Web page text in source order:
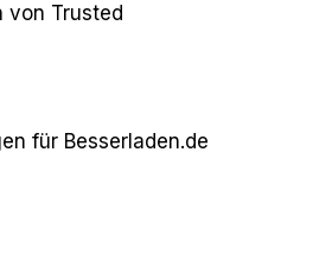
von Trusted
für Besserladen.de